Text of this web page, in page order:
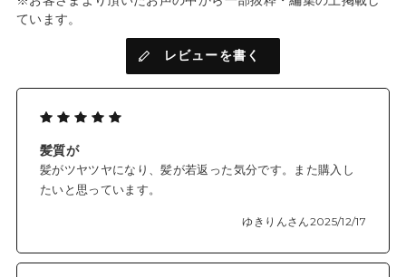
ています。
レビューを書く
髪質が
髪がツヤツヤになり、髪が若返った気分です。また購入し
たいと思っています。
ゆきりんさん2025/12/17